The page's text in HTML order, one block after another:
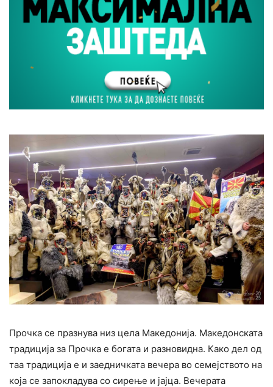
Прочка се празнува низ цела Македонија. Македонската
традиција за Прочка е богата и разновидна. Како дел од
таа традиција е и заедничката вечера во семејството на
која се запокладува со сирење и јајца. Вечерата